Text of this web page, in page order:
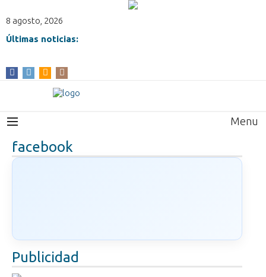
8 agosto, 2026
Últimas noticias:
Menu
facebook
Publicidad